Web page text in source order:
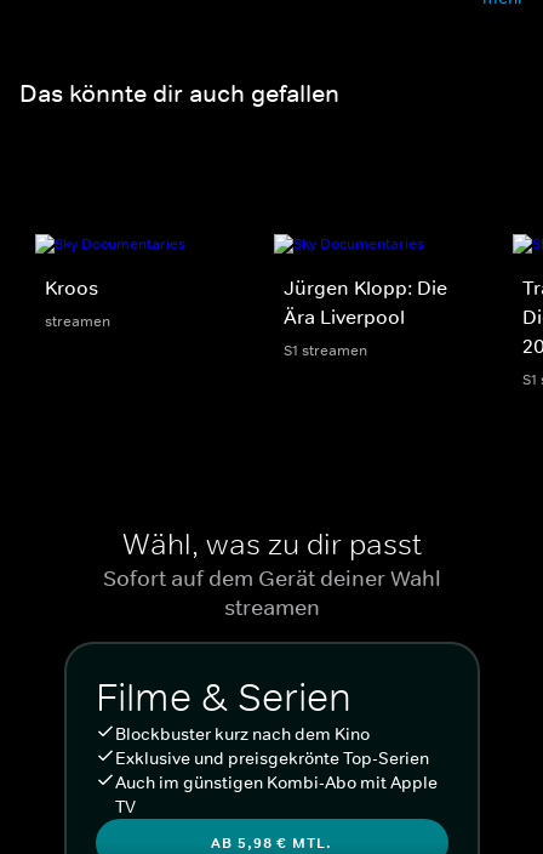
Das könnte dir auch gefallen
Kroos
streamen
Jürgen Klopp: Die
Ära Liverpool
S1 streamen
Wähl, was zu dir passt
Sofort auf dem Gerät deiner Wahl
streamen
Filme & Serien
Blockbuster kurz nach dem Kino
Exklusive und preisgekrönte Top-Serien
Auch im günstigen Kombi-Abo mit Apple
TV
AB 5,98 € MTL.